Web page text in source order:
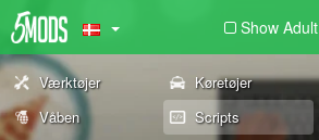
Show Adult
Værktøjer Køretøjer
Våben
Scripts